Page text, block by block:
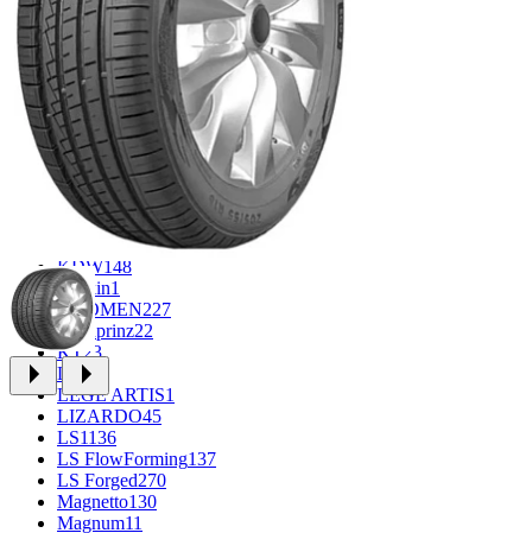
CROSS_STREET
Eurodisk1
FF
33
FR REPLICA
GR 34
Grizzly 3
iFree1014
iFree Original 53
Ikon1
INFORGED1
K&K1
KDW148
Keskin1
KHOMEN227
Kronprinz22
KT23
LE
13
LEGE ARTIS1
LIZARDO45
LS1136
LS FlowForming137
LS Forged270
Magnetto130
Magnum11